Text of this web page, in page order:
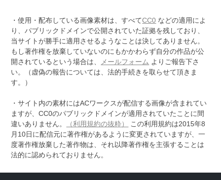
・使用・配布している画像素材は、すべてCC0 などの適用によ
り、パブリックドメインで公開されていた証拠を残しており、
当サイトが勝手に適用させるようなことは決してありません。
もし著作権を放棄していないのにもかかわらず自分の作品が公
開されているという場合は、
メールフォーム よりご報告下さ
い。（虚偽の報告については、法的手続きを取らせて頂きま
す。）
・サイト内の素材にはACワークスが配信する画像が含まれてい
ますが、CC0のパブリックドメインが適用されていたことに間
違いありません。
（利用規約の抜粋）
この利用規約は2015年8
月10日に配信元に著作権があるように変更されていますが、一
度著作権放棄した著作物は、それ以降著作権を主張することは
法的に認められておりません。